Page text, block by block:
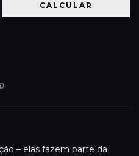
CALCULAR
– elas fazem parte da